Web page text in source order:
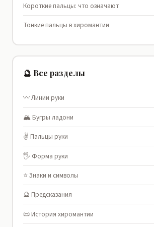
Короткие пальцы: что означают
Тонкие пальцы в хиромантии
🔮 Все разделы
〰️ Линии руки
🏔️ Бугры ладони
✌️ Пальцы руки
🖐️ Форма руки
⭐ Знаки и символы
🔮 Предсказания
📜 История хиромантии